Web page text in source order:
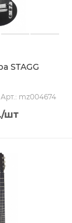
STAGG
Арт.: mz004674
/шт